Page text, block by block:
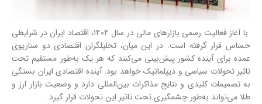
با آغاز فعالیت رسمی بازارهای مالی در سال ۱۴۰۴، اقتصاد ایران در شرایطی
حساس قرار گرفته است. در این میان، تحلیلگران اقتصادی دو سناریوی
عمده برای آینده کشور پیش‌بینی می‌کنند که هر یک به‌طور مستقیم تحت
تاثیر تحولات سیاسی و دیپلماتیک خواهد بود. آینده اقتصادی ایران بستگی
به تصمیمات کلیدی و نتایج مذاکرات بین‌المللی دارد و وضعیت بازار ارز و
طلا می‌تواند به‌طور چشمگیری تحت تاثیر این تحولات قرار گیرد.